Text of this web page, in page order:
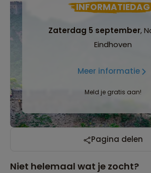
INFORMATIEDAG
Zaterdag 5 september,
Eindhoven
Meer informatie
Meld je gratis aan!
Pagina delen
Niet helemaal wat je zocht?